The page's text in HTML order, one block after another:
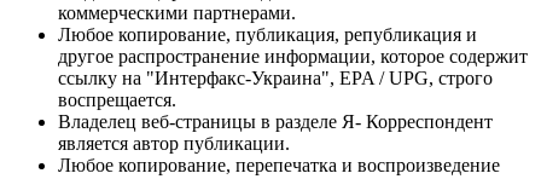
коммерческими партнерами.
Любое копирование, публикация, републикация и
другое распространение информации, которое содержит
ссылку на "Интерфакс-Украина", EPA / UPG, строго
воспрещается.
Владелец веб-страницы в разделе Я- Корреспондент
является автор публикации.
Любое копирование, перепечатка и воспроизведение